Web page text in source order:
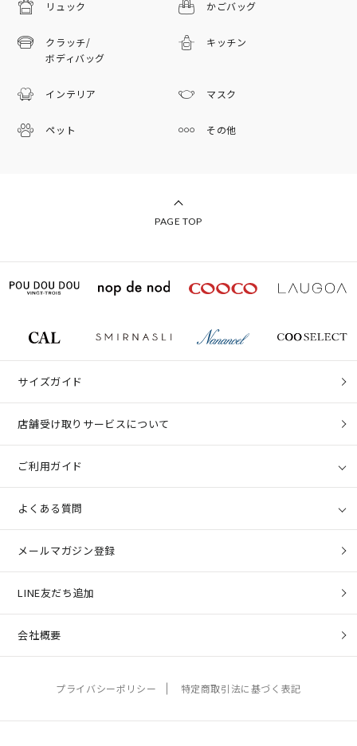
リュック かごバッグ
クラッチ/
ボディバッグ
キッチン
インテリア マスク
ペット その他
PAGE TOP
サイズガイド
店舗受け取りサービスについて
ご利用ガイド
よくある質問
メールマガジン登録
LINE友だち追加
会社概要
プライバシーポリシー 特定商取引法に基づく表記